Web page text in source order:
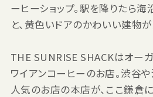
ーヒーショップ。駅を降りたら
と、黄色いドアのかわいい建物が
THE SUNRISE SHACKはオー
ワイアンコーヒーのお店。渋谷
人気のお店の本店が、ここ鎌倉に